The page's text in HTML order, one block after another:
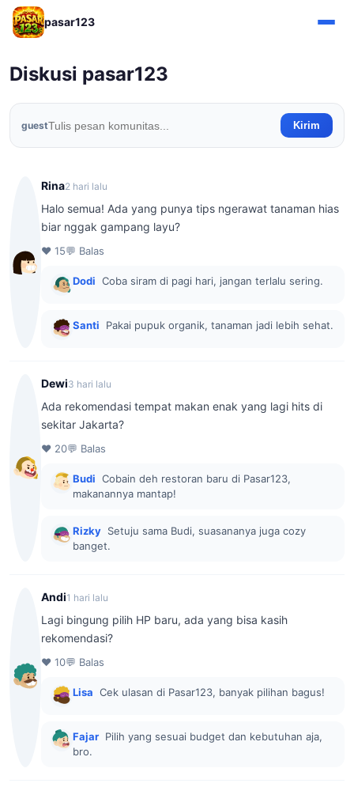
pasar123
Diskusi pasar123
guest Kirim
Rina2 hari lalu
Halo semua! Ada yang punya tips ngerawat tanaman hias
biar nggak gampang layu?
♥ 15💬 Balas
Dodi Coba siram di pagi hari, jangan terlalu sering.
Santi Pakai pupuk organik, tanaman jadi lebih sehat.
Dewi3 hari lalu
Ada rekomendasi tempat makan enak yang lagi hits di
sekitar Jakarta?
♥ 20💬 Balas
Budi Cobain deh restoran baru di Pasar123,
makanannya mantap!
Rizky Setuju sama Budi, suasananya juga cozy
banget.
Andi1 hari lalu
Lagi bingung pilih HP baru, ada yang bisa kasih
rekomendasi?
♥ 10💬 Balas
Lisa Cek ulasan di Pasar123, banyak pilihan bagus!
Fajar Pilih yang sesuai budget dan kebutuhan aja,
bro.